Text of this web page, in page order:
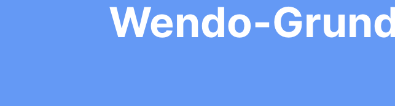
Wendo-